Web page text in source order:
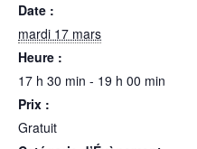
Date :
mardi 17 mars
Heure :
17 h 30 min - 19 h 00 min
Prix :
Gratuit